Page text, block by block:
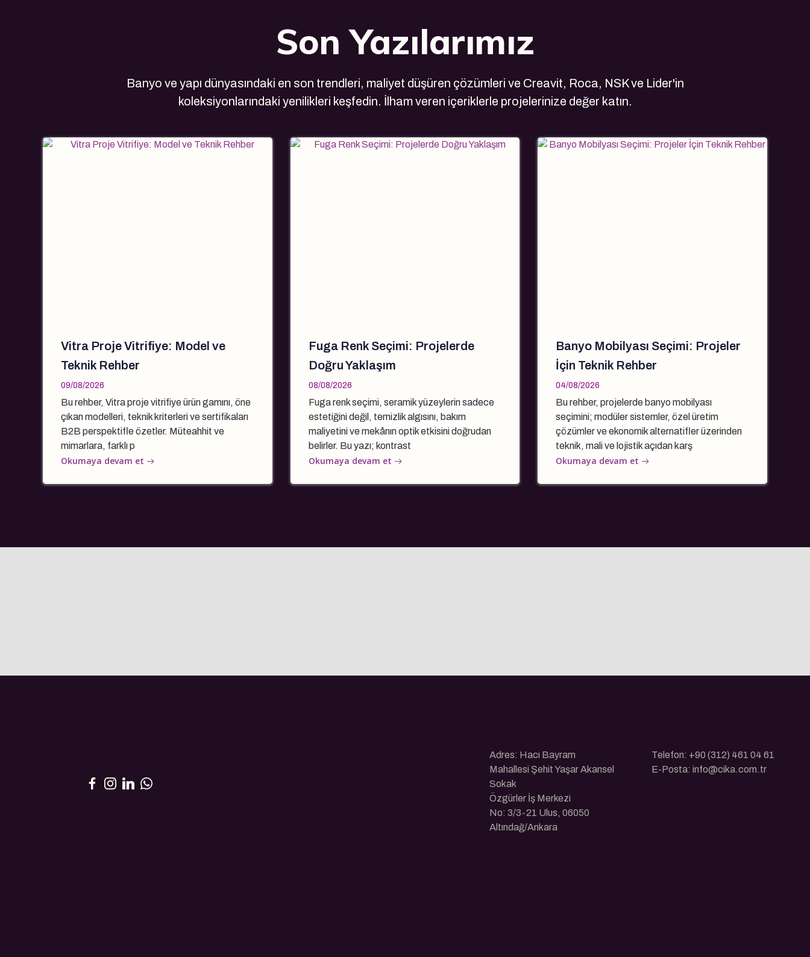
Son Yazılarımız
Banyo ve yapı dünyasındaki en son trendleri, maliyet düşüren çözümleri ve Creavit, Roca, NSK ve Lider'in
koleksiyonlarındaki yenilikleri keşfedin. İlham veren içeriklerle projelerinize değer katın.
Vitra Proje Vitrifiye: Model ve
Teknik Rehber
09/08/2026
Bu rehber, Vitra proje vitrifiye ürün gamını, öne
çıkan modelleri, teknik kriterleri ve sertifikaları
B2B perspektifle özetler. Müteahhit ve
mimarlara, farklı p
Okumaya devam et
Fuga Renk Seçimi: Projelerde
Doğru Yaklaşım
08/08/2026
Fuga renk seçimi, seramik yüzeylerin sadece
estetiğini değil, temizlik algısını, bakım
maliyetini ve mekânın optik etkisini doğrudan
belirler. Bu yazı; kontrast
Okumaya devam et
Banyo Mobilyası Seçimi: Projeler
İçin Teknik Rehber
04/08/2026
Bu rehber, projelerde banyo mobilyası
seçimini; modüler sistemler, özel üretim
çözümler ve ekonomik alternatifler üzerinden
teknik, mali ve lojistik açıdan karş
Okumaya devam et
Adres: Hacı Bayram
Mahallesi Şehit Yaşar Akansel
Sokak
Özgürler İş Merkezi
No: 3/3-21 Ulus, 06050
Altındağ/Ankara
Telefon: +90 (312) 461 04 61
E-Posta: info@cika.com.tr